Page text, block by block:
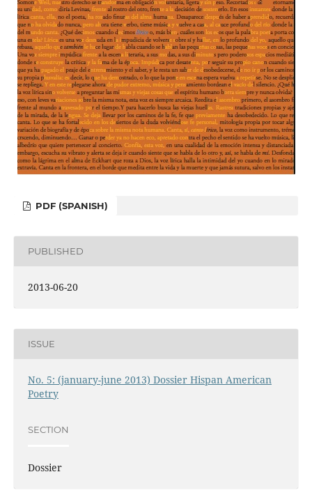
PDF (SPANISH)
PUBLISHED
2013-06-20
ISSUE
No. 5: (january-june 2013) Dossier Hispan American
Poetry
SECTION
Dossier